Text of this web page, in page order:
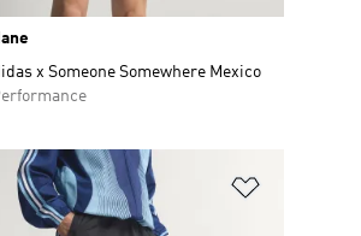
x Someone Somewhere Mexico
życzeń